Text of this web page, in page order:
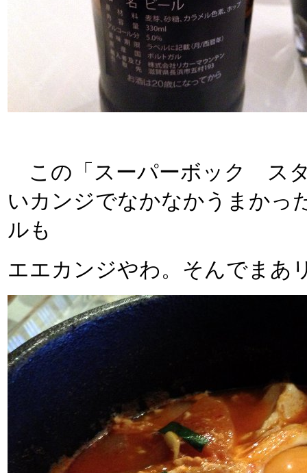
この「スーパーボック ス
いカンジでなかなかうまかっ
ルも
エエカンジやわ。そんでまあ